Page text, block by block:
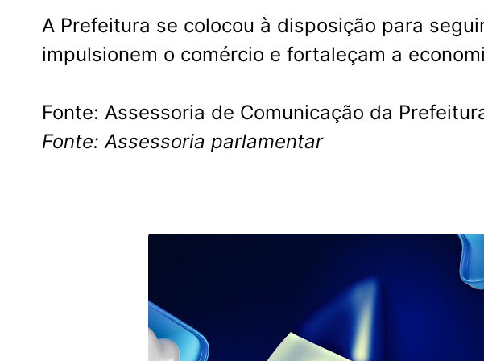
A Prefeitura se colocou à disposição para
impulsionem o comércio e fortaleçam a
Fonte: Assessoria de Comunicação da
Fonte: Assessoria parlamentar